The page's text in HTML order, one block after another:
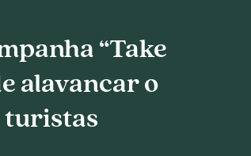
“Take
alavancar o
turistas